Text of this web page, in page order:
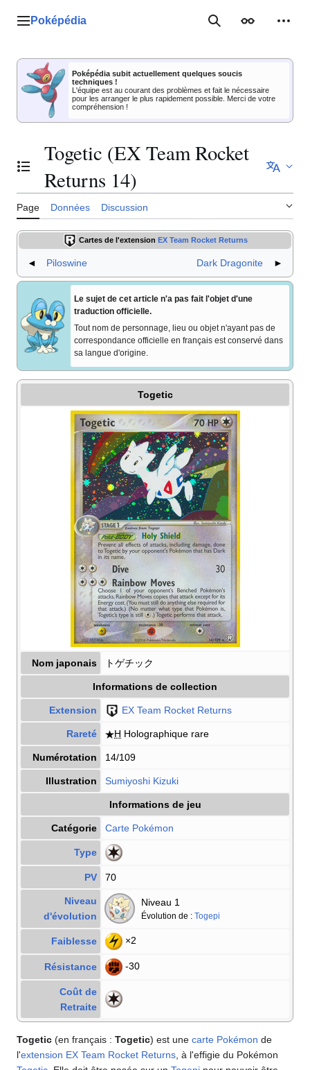
Menu principal
Poképédia RechercherApparence
Poképédia subit actuellement quelques soucis
techniques !
L'équipe est au courant des problèmes et fait le nécessaire
pour les arranger le plus rapidement possible. Merci de votre
compréhension !
Basculer la table des matières
Togetic (EX Team Rocket
Returns 14)
Page Données Discussion
Cartes de l'extension EX Team Rocket Returns
◄ Piloswine Dark Dragonite ►
Le sujet de cet article n'a pas fait l'objet d'une
traduction officielle.
Tout nom de personnage, lieu ou objet n'ayant pas de
correspondance officielle en français est conservé dans
sa langue d'origine.
Togetic
Nom japonais トゲチック
Informations de collection
Extension EX Team Rocket Returns
Rareté H Holographique rare
Numérotation 14/109
Illustration Sumiyoshi Kizuki
Informations de jeu
Catégorie Carte Pokémon
Type
PV 70
Niveau
d'évolution
Niveau 1
Évolution de : Togepi
Faiblesse ×2
Résistance -30
Coût de
Retraite
Togetic (en français : Togetic) est une carte Pokémon de
l'extension EX Team Rocket Returns , à l'effigie du Pokémon